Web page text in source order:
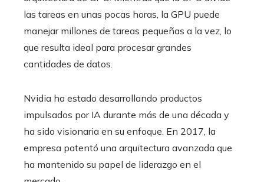
las tareas en unas pocas horas, la GPU puede
manejar millones de tareas pequeñas a la vez, lo
que resulta ideal para procesar grandes
cantidades de datos.
Nvidia ha estado desarrollando productos
impulsados ​​por IA durante más de una década y
ha sido visionaria en su enfoque. En 2017, la
empresa patentó una arquitectura avanzada que
ha mantenido su papel de liderazgo en el